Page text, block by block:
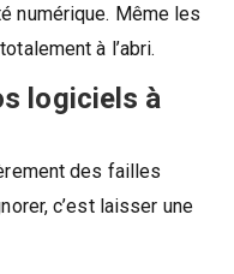
numérique. Même les
à l’abri.
logiciels à
des failles
c’est laisser une